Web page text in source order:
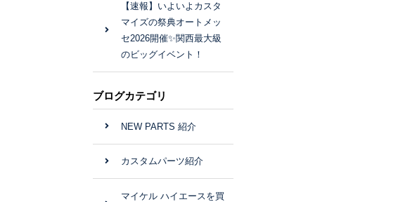
【速報】いよいよカスタ
マイズの祭典オートメッ
セ2026開催✨関西最大級
のビッグイベント！
ブログカテゴリ
NEW PARTS 紹介
カスタムパーツ紹介
マイケル ハイエースを買